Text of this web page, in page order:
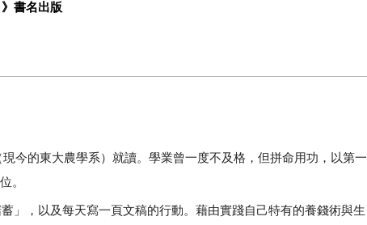
書名出版
今的東大農學系）就讀。學業曾一度不及格，但拼命用功，以第一
。
」，以及每天寫一頁文稿的行動。藉由實踐自己特有的養錢術與生